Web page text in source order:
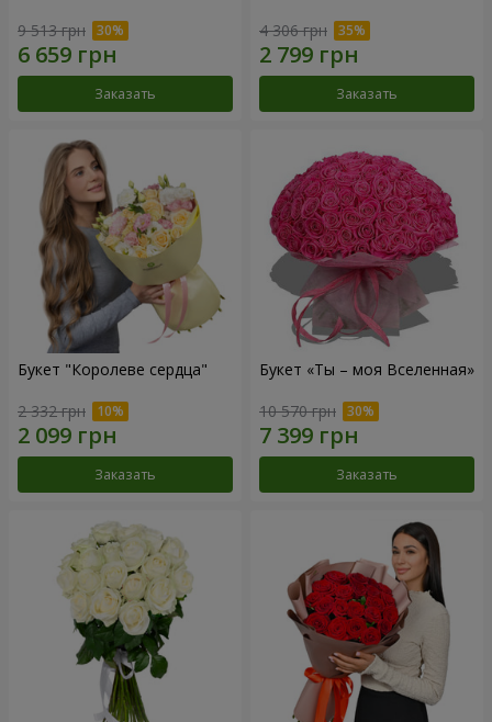
9 513 грн
Заказать
4 306 грн
Заказать
Букет "Королеве сердца"
2 332 грн
Заказать
Букет «Ты – моя Вселенная»
10 570 грн
Заказать